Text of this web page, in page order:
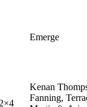
Emerge
Kenan
Fanning,